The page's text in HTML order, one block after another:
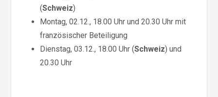
(Schweiz)
Montag, 02.12., 18.00 Uhr und 20.30 Uhr mit
französischer Beteiligung
Dienstag, 03.12., 18.00 Uhr (Schweiz) und
20.30 Uhr